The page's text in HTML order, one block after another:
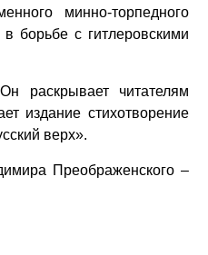
минно-торпедного
борьбе с гитлеровскими
раскрывает читателям
издание стихотворение
верх».
Преображенского –